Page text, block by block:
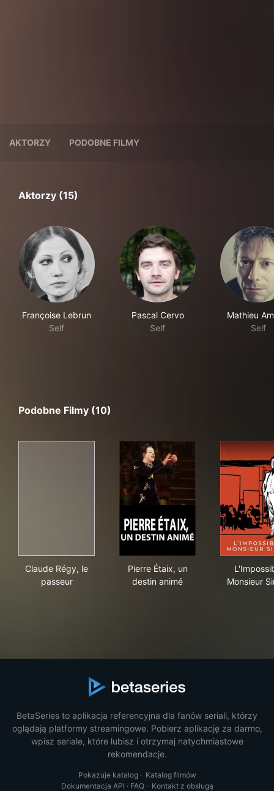
AKTORZY PODOBNE FILMY
Aktorzy (15)
Françoise Lebrun
Self
Pascal Cervo
Self
Mathieu
Self
Podobne Filmy (10)
Claude Régy, le
passeur
Pierre Étaix, un destin animé
Pierre Étaix, un
destin animé
Monsieur
BetaSeries to aplikacja referencyjna dla fanów seriali, którzy
oglądają platformy streamingowe. Pobierz aplikację za darmo,
wpisz seriale, które lubisz i otrzymaj natychmiastowe
rekomendacje.
Pokazuje katalog· Katalog filmów
Dokumentacja API · FAQ· Kontakt z obsługą